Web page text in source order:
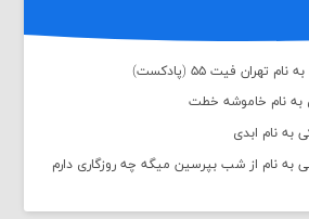
تهران فیت ۵۵ (پادکست)
به نام خاموشه خطت
به نام ابدی
به نام از شب بپرسین میگه چه روزگاری دارم